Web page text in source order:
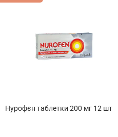
Нурофєн таблетки 200 мг 12 шт